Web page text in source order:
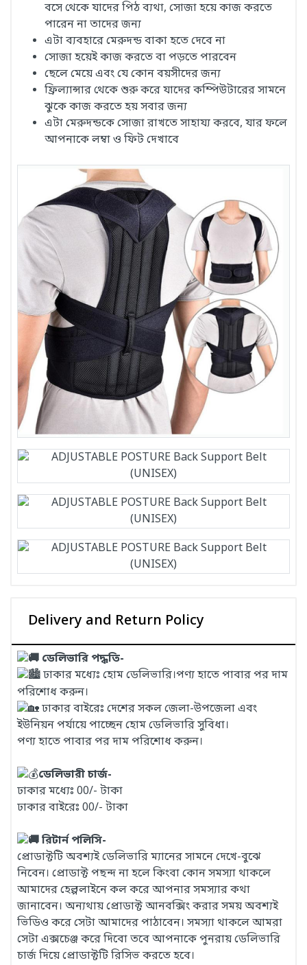
বসে থেকে যাদের পিঠ ব্যথা, সোজা হয়ে কাজ করতে
পারেন না তাদের জন্য
এটা ব্যবহারে মেরুদন্ড বাকা হতে দেবে না
সোজা হয়েই কাজ করতে বা পড়তে পারবেন
ছেলে মেয়ে এবং যে কোন বয়সীদের জন্য
ফ্রিল্যান্সার থেকে শুরু করে যাদের কম্পিউটারের সামনে
ঝুকে কাজ করতে হয় সবার জন্য
এটা মেরুদন্ডকে সোজা রাখতে সাহায্য করবে, যার ফলে
আপনাকে লম্বা ও ফিট দেখাবে
Delivery and Return Policy
ডেলিভারি পদ্ধতি-
ঢাকার মধ্যেঃ হোম ডেলিভারি।পণ্য হাতে পাবার পর দাম
পরিশোধ করুন।
ঢাকার বাইরেঃ দেশের সকল জেলা-উপজেলা এবং
ইউনিয়ন পর্যায়ে পাচ্ছেন হোম ডেলিভারি সুবিধা।
পণ্য হাতে পাবার পর দাম পরিশোধ করুন।
ডেলিভারী চার্জ-
ঢাকার মধ্যেঃ 00/- টাকা
ঢাকার বাইরেঃ 00/- টাকা
রিটার্ন পলিসি-
প্রোডাক্টটি অবশ্যই ডেলিভারি ম্যানের সামনে দেখে-বুঝে
নিবেন। প্রোডাক্ট পছন্দ না হলে কিংবা কোন সমস্যা থাকলে
আমাদের হেল্পলাইনে কল করে আপনার সমস্যার কথা
জানাবেন। অন্যথায় প্রোডাক্ট আনবক্সিং করার সময় অবশ্যই
ভিডিও করে সেটা আমাদের পাঠাবেন। সমস্যা থাকলে আমরা
সেটা এক্সচেঞ্জ করে দিবো তবে আপনাকে পুনরায় ডেলিভারি
চার্জ দিয়ে প্রোডাক্টটি রিসিভ করতে হবে।